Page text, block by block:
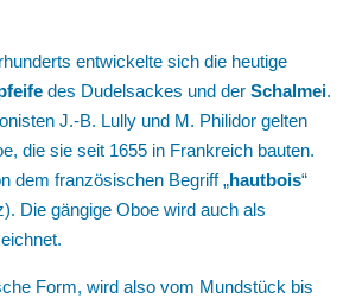
entwickelte sich die heutige
des Dudelsackes und der Schalmei.
J.-B. Lully und M. Philidor gelten
die sie seit 1655 in Frankreich bauten.
dem französischen Begriff „hautbois“
Die gängige Oboe wird auch als
Form, wird also vom Mundstück bis